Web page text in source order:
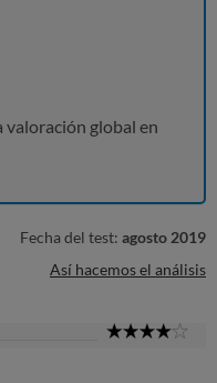
global en
Fecha del test: agosto 2019
Así hacemos el análisis